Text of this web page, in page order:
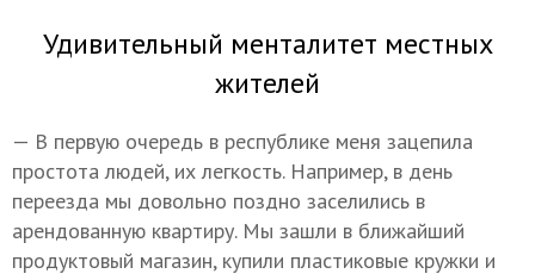
Удивительный менталитет местных
жителей
— В первую очередь в республике меня зацепила
простота людей, их легкость. Например, в день
переезда мы довольно поздно заселились в
арендованную квартиру. Мы зашли в ближайший
продуктовый магазин, купили пластиковые кружки и